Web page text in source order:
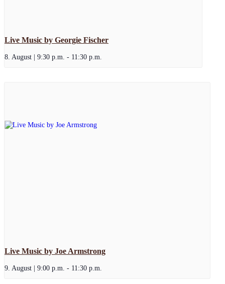
Live Music by Georgie Fischer
8. August | 9:30 p.m. - 11:30 p.m.
Live Music by Joe Armstrong
9. August | 9:00 p.m. - 11:30 p.m.